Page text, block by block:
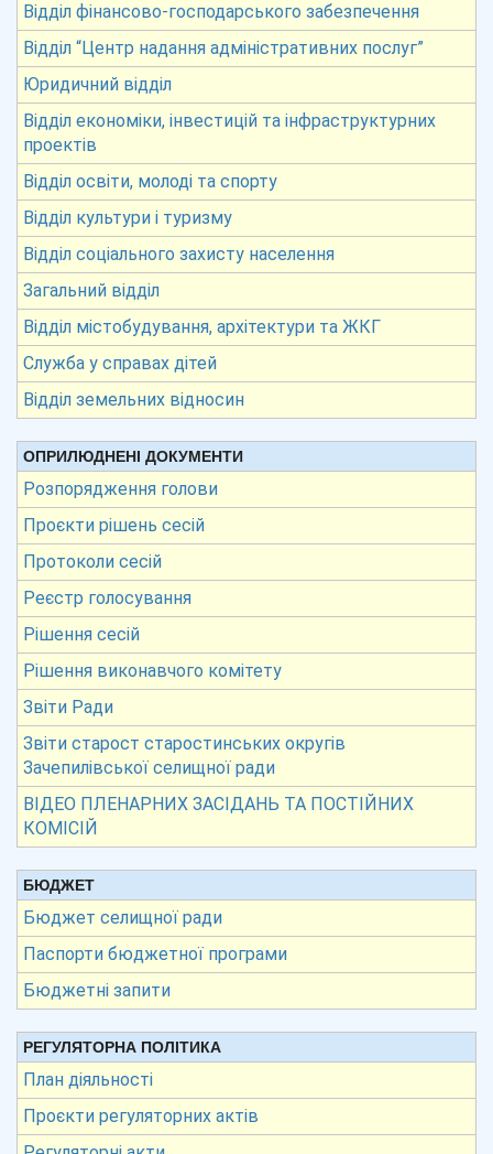
Відділ фінансово-господарського забезпечення
Відділ “Центр надання адміністративних послуг”
Юридичний відділ
Відділ економіки, інвестицій та інфраструктурних
проектів
Відділ освіти, молоді та спорту
Відділ культури і туризму
Відділ соціального захисту населення
Загальний відділ
Відділ містобудування, архітектури та ЖКГ
Служба у справах дітей
Відділ земельних відносин
ОПРИЛЮДНЕНІ ДОКУМЕНТИ
Розпорядження голови
Проєкти рішень сесій
Протоколи сесій
Реєстр голосування
Рішення сесій
Рішення виконавчого комітету
Звіти Ради
Звіти старост старостинських округів
Зачепилівської селищної ради
ВІДЕО ПЛЕНАРНИХ ЗАСІДАНЬ ТА ПОСТІЙНИХ
КОМІСІЙ
БЮДЖЕТ
Бюджет селищної ради
Паспорти бюджетної програми
Бюджетні запити
РЕГУЛЯТОРНА ПОЛІТИКА
План діяльності
Проєкти регуляторних актів